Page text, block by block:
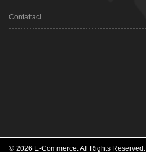
Contattaci
© 2026 E-Commerce. All Rights Reserved.